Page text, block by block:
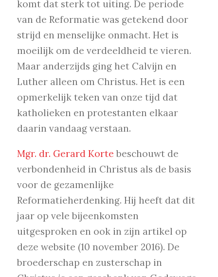
komt dat sterk tot uiting. De periode
van de Reformatie was getekend door
strijd en menselijke onmacht. Het is
moeilijk om de verdeeldheid te vieren.
Maar anderzijds ging het Calvijn en
Luther alleen om Christus. Het is een
opmerkelijk teken van onze tijd dat
katholieken en protestanten elkaar
daarin vandaag verstaan.
Mgr. dr. Gerard Kortebeschouwt de
verbondenheid in Christus als de basis
voor de gezamenlijke
Reformatieherdenking. Hij heeft dat dit
jaar op vele bijeenkomsten
uitgesproken en ook in zijn artikel op
deze website (10 november 2016). De
broederschap en zusterschap in